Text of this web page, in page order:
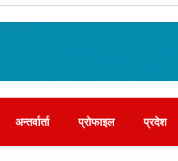
अन्तर्वार्ता प्रोफाइल प्रदेश